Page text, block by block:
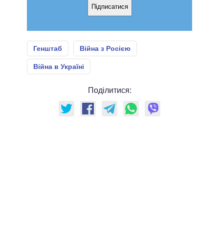
Підписатися
Генштаб Війна з Росією
Війна в Україні
Поділитися: